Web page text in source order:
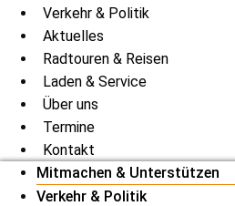
Verkehr & Politik
Aktuelles
Radtouren & Reisen
Laden & Service
Über uns
Termine
Kontakt
Mitmachen & Unterstützen
Verkehr & Politik